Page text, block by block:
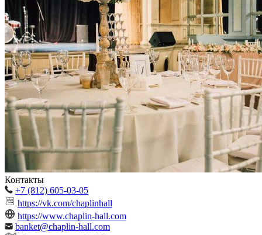
Контакты
+7 (812) 605-03-05
https://vk.com/chaplinhall
https://www.chaplin-hall.com
banket@chaplin-hall.com